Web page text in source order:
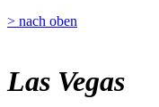
> nach oben
Las Vegas